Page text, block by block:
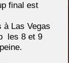
final est
à Las Vegas
les 8 et 9